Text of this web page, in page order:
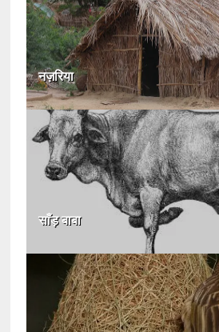
नज़रिया
साँड़ बाबा